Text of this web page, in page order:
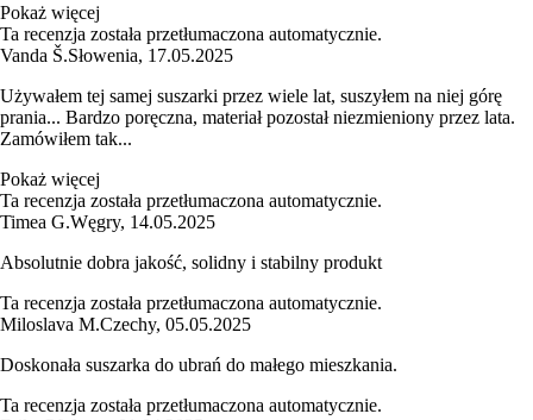
Pokaż więcej
Ta recenzja została przetłumaczona automatycznie.
Vanda Š.Słowenia, 17.05.2025
Używałem tej samej suszarki przez wiele lat, suszyłem na niej górę
prania... Bardzo poręczna, materiał pozostał niezmieniony przez lata.
Zamówiłem tak...
Pokaż więcej
Ta recenzja została przetłumaczona automatycznie.
Timea G.Węgry, 14.05.2025
Absolutnie dobra jakość, solidny i stabilny produkt
Ta recenzja została przetłumaczona automatycznie.
Miloslava M.Czechy, 05.05.2025
Doskonała suszarka do ubrań do małego mieszkania.
Ta recenzja została przetłumaczona automatycznie.